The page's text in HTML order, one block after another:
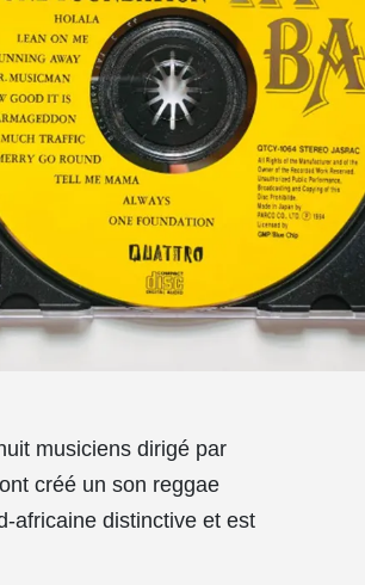
musiciens dirigé par
créé un son reggae
africaine distinctive et est